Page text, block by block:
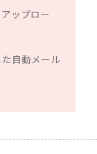
ップロー
自動メール